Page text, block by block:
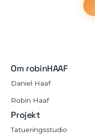
Om robinHAAF
Daniel Haaf
Robin Haaf
Projekt
Tatueringsstudio